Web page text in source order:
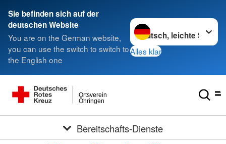
Sie befinden sich auf der
deutschen Website
You are on the German website,
you can use the switch to switch to
the English one
Sprache wechseln zu
Alles klar
Öhringen
Ortsverein
Bereitschafts-Dienste